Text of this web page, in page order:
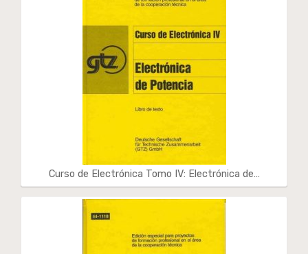
Curso de Electrónica Tomo IV: Electrónica de…